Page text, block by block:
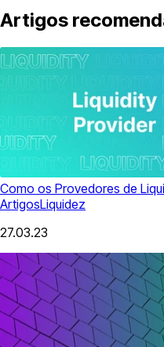
Artigos
Como os Provedores de
ArtigosLiquidez
27.03.23